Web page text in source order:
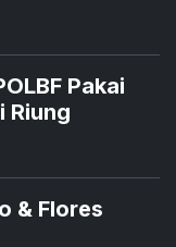
Pakai
Riung
& Flores